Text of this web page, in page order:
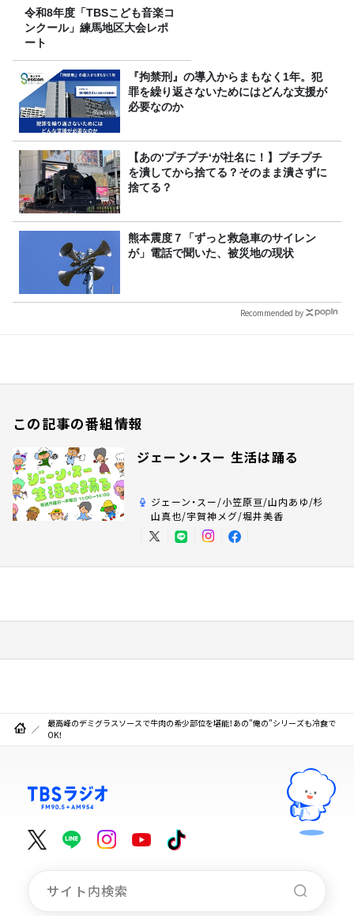
令和8年度「TBSこども音楽コ
ンクール」練馬地区大会レポ
ート
『拘禁刑』の導入からまもなく1年。犯
罪を繰り返さないためにはどんな支援が
必要なのか
【あの‘プチプチ‘が社名に！】プチプチ
を潰してから捨てる？そのまま潰さずに
捨てる？
熊本震度７「ずっと救急車のサイレン
が」電話で聞いた、被災地の現状
Recommended by
この記事の番組情報
ジェーン・スー 生活は踊る
ジェーン・スー/小笠原亘/山内あゆ/杉
山真也/宇賀神メグ/堀井美香
最高峰のデミグラスソースで牛肉の希少部位を堪能！あの"俺の"シリーズも冷食で
OK！